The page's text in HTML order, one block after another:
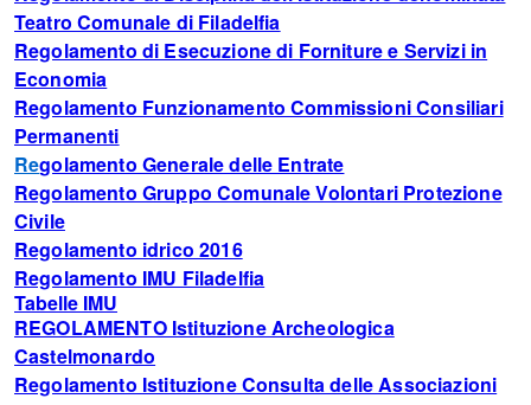
Teatro Comunale di Filadelfia
Regolamento di Esecuzione di Forniture e Servizi in
Economia
Regolamento Funzionamento Commissioni Consiliari
Permanenti
Regolamento Generale delle Entrate
Regolamento Gruppo Comunale Volontari Protezione
Civile
Regolamento idrico 2016
Regolamento IMU Filadelfia
Tabelle IMU
REGOLAMENTO Istituzione Archeologica
Castelmonardo
Regolamento Istituzione Consulta delle Associazioni